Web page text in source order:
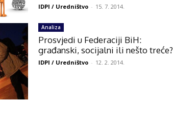
IDPI / Uredništvo - 15. 7. 2014.
Analiza
Prosvjedi u Federaciji BiH:
građanski, socijalni ili nešto treće?
IDPI / Uredništvo - 12. 2. 2014.